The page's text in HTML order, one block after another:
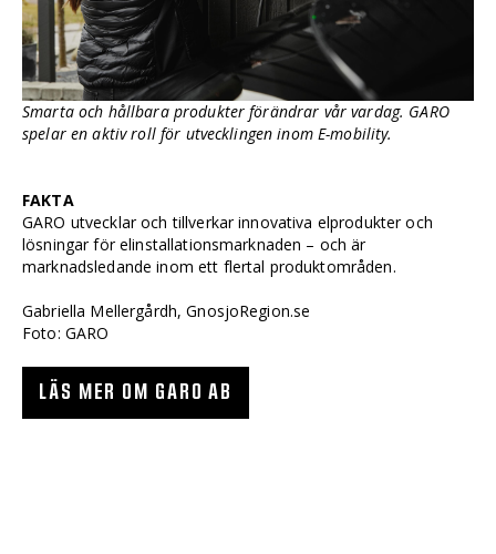
Smarta och hållbara produkter förändrar vår vardag. GARO
spelar en aktiv roll för utvecklingen inom E-mobility.
FAKTA
GARO utvecklar och tillverkar innovativa elprodukter och
lösningar för elinstallationsmarknaden – och är
marknadsledande inom ett flertal produktområden.
Gabriella Mellergårdh, GnosjoRegion.se
Foto: GARO
LÄS MER OM GARO AB